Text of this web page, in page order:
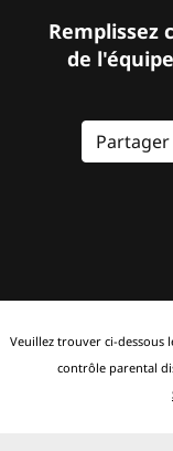
Remplissez
de
Veuillez trouver ci-dessous
contrôle parental